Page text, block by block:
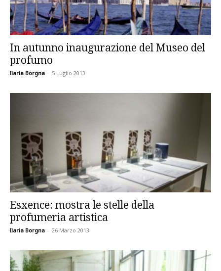
In autunno inaugurazione del Museo del
profumo
Ilaria Borgna - 5 Luglio 2013
Esxence: mostra le stelle della
profumeria artistica
Ilaria Borgna - 26 Marzo 2013